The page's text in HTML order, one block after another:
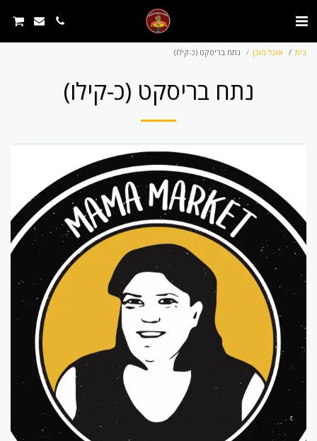
בית אוכל מוכן נתח בריסקט (כ-קילו)
נתח בריסקט (כ-קילו)